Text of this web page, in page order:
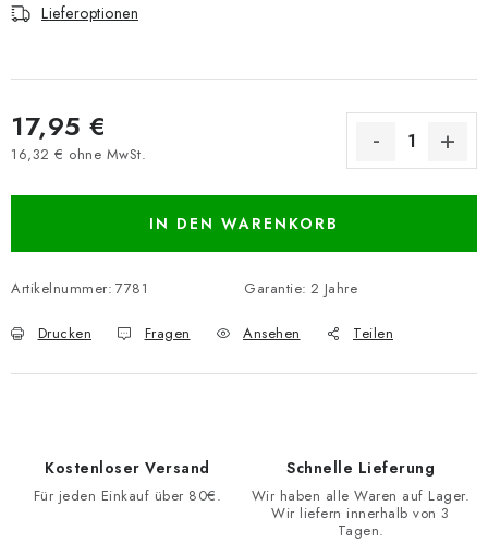
Lieferoptionen
17,95 €
16,32 € ohne MwSt.
IN DEN WARENKORB
Artikelnummer: 7781 Garantie: 2 Jahre
Drucken Fragen Ansehen Teilen
Kostenloser Versand
Für jeden Einkauf über 80€.
Schnelle Lieferung
Wir haben alle Waren auf Lager.
Wir liefern innerhalb von 3
Tagen.